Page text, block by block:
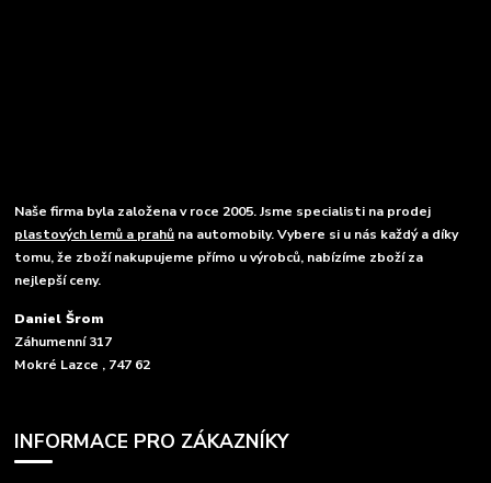
Naše firma byla založena v roce 2005. Jsme specialisti na prodej
plastových lemů a prahů na automobily. Vybere si u nás každý a díky
tomu, že zboží nakupujeme přímo u výrobců, nabízíme zboží za
nejlepší ceny.
Daniel Šrom
Záhumenní 317
Mokré Lazce , 747 62
INFORMACE PRO ZÁKAZNÍKY